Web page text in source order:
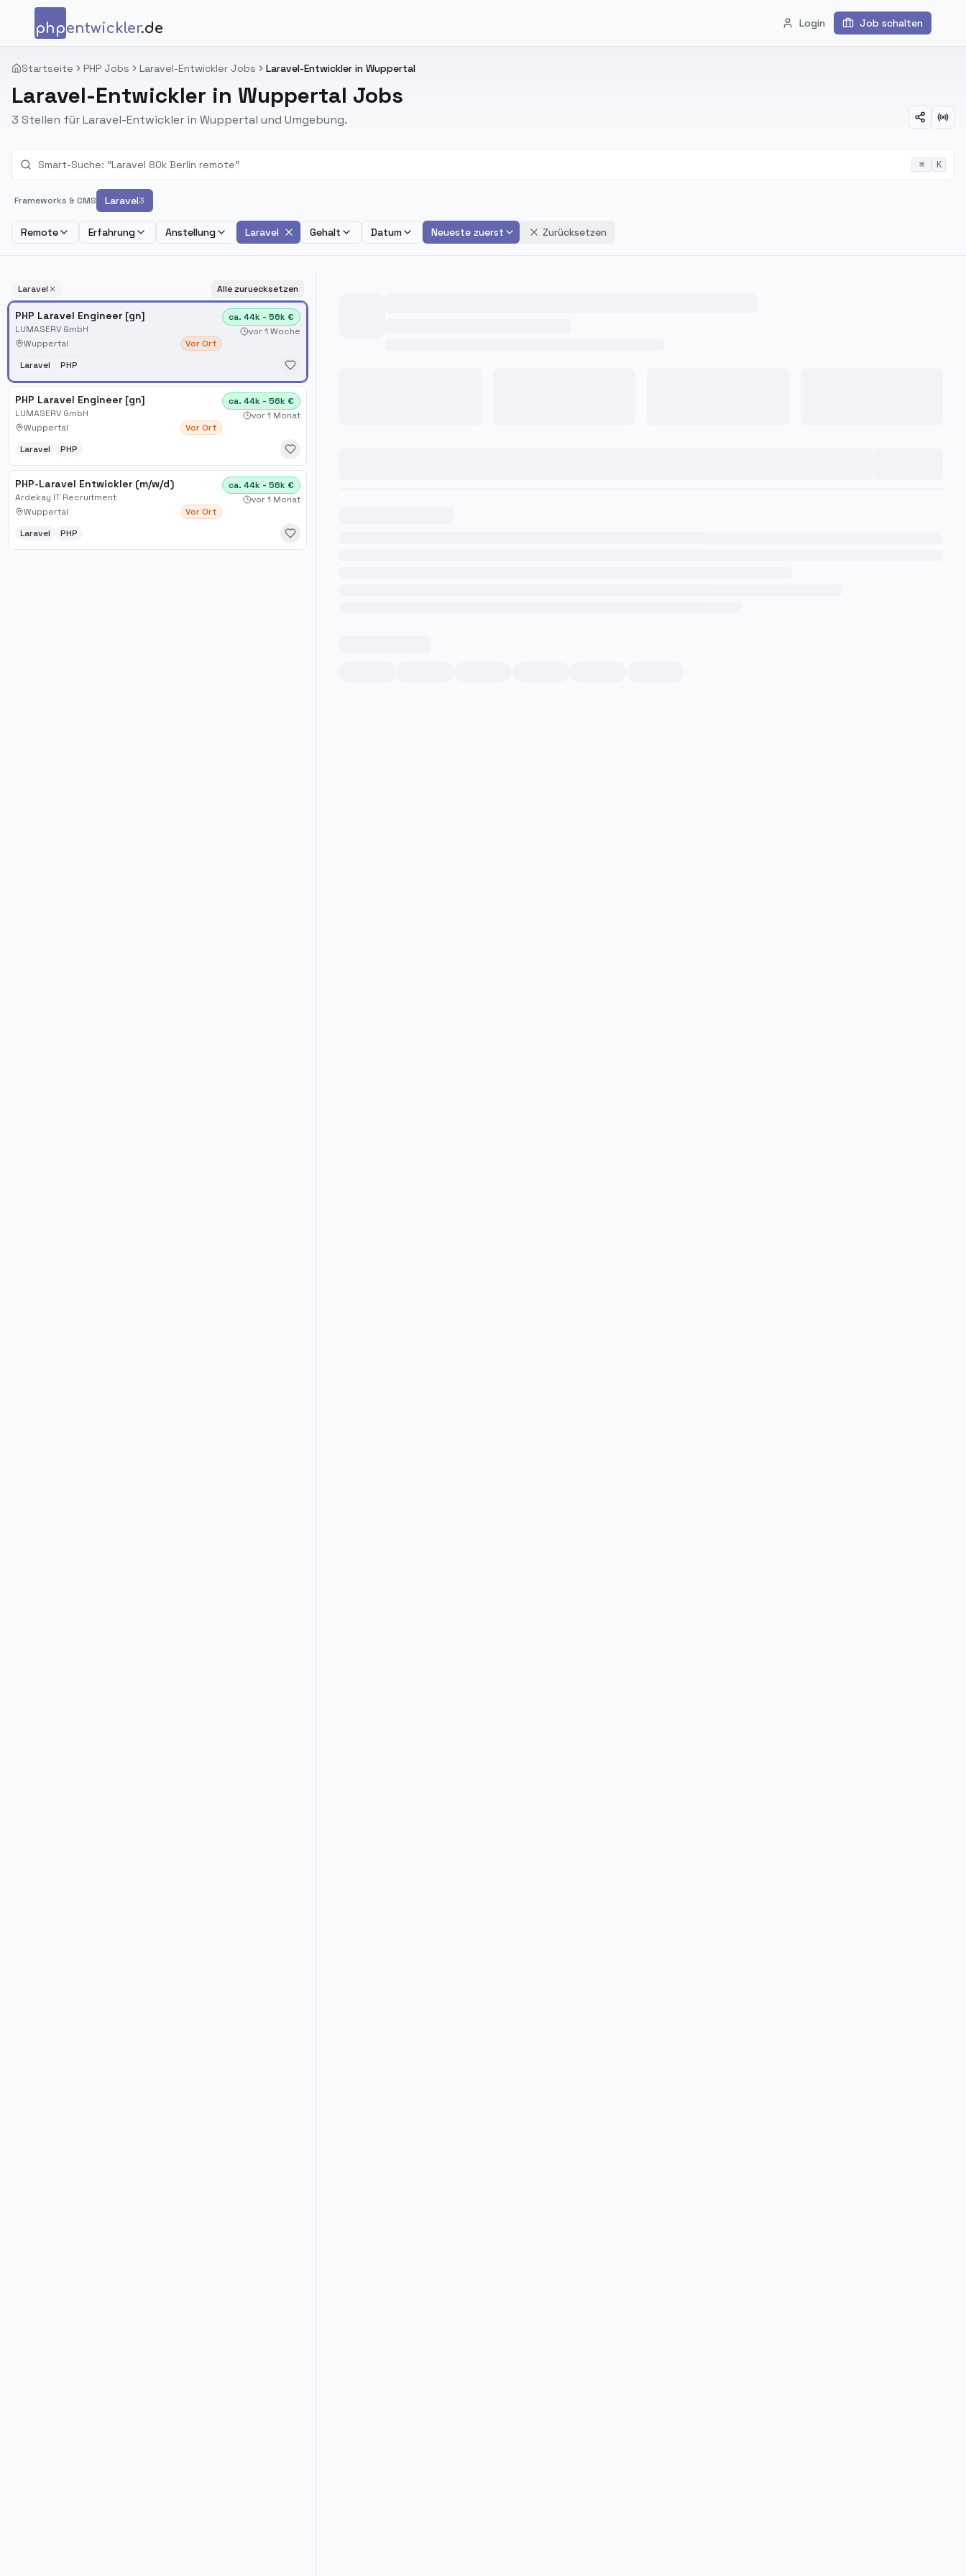
Zum Inhalt springen
phpentwickler.de Login Job schalten
Startseite PHP Jobs Laravel-Entwickler Jobs Laravel-Entwickler in Wuppertal
Laravel-Entwickler in Wuppertal Jobs
3 Stellen für Laravel-Entwickler in Wuppertal und Umgebung.
⌘ K
Frameworks & CMS Laravel3
Remote Erfahrung Anstellung Laravel Gehalt Datum Neueste zuerst Zurücksetzen
Laravel Alle zuruecksetzen
PHP Laravel Engineer [gn]
LUMASERV GmbH
Wuppertal
Vor Ort
ca. 44k - 56k €
vor 1 Woche
Laravel PHP
PHP Laravel Engineer [gn]
LUMASERV GmbH
Wuppertal
Vor Ort
ca. 44k - 56k €
vor 1 Monat
Laravel PHP
PHP-Laravel Entwickler (m/w/d)
Ardekay IT Recruitment
Wuppertal
Vor Ort
ca. 44k - 56k €
vor 1 Monat
Laravel PHP